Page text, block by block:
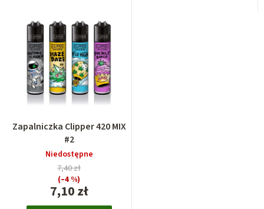
Zapalniczka Clipper 420 MIX
#2
Niedostępne
7,10 zł
7,40 zł
(–4 %)